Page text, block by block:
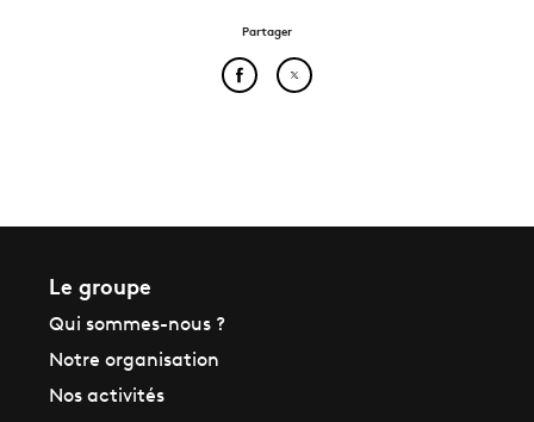
Partager
Partager cet article sur
Partager cet article sur
Le groupe
Qui sommes-nous ?
Notre organisation
Nos activités